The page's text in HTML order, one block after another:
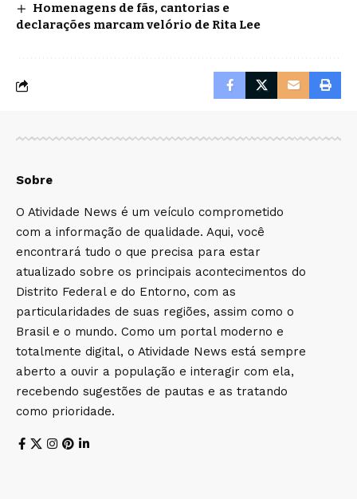
Homenagens de fãs, cantorias e
declarações marcam velório de Rita Lee
Sobre
O Atividade News é um veículo comprometido
com a informação de qualidade. Aqui, você
encontrará tudo o que precisa para estar
atualizado sobre os principais acontecimentos do
Distrito Federal e do Entorno, com as
particularidades de suas regiões, assim como o
Brasil e o mundo. Como um portal moderno e
totalmente digital, o Atividade News está sempre
aberto a ouvir a população e interagir com ela,
recebendo sugestões de pautas e as tratando
como prioridade.